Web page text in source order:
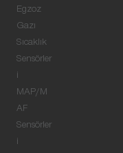
Egzoz
Gazı
Sıcaklık
Sensörler
i
MAP/M
AF
Sensörler
i